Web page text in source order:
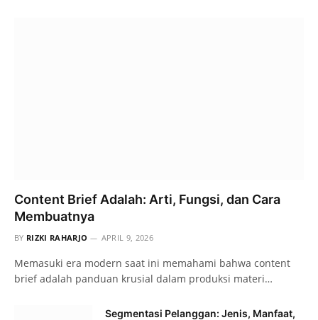
Content Brief Adalah: Arti, Fungsi, dan Cara
Membuatnya
BY RIZKI RAHARJO APRIL 9, 2026
Memasuki era modern saat ini memahami bahwa content
brief adalah panduan krusial dalam produksi materi…
Segmentasi Pelanggan: Jenis, Manfaat,